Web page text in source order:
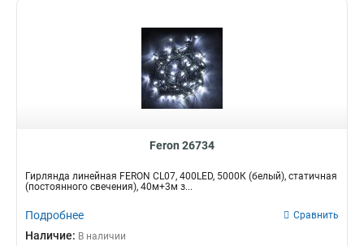
Feron 26734
Гирлянда линейная FERON CL07, 400LED, 5000К (белый), статичная
(постоянного свечения), 40м+3м з...
Подробнее Сравнить
Наличие: В наличии